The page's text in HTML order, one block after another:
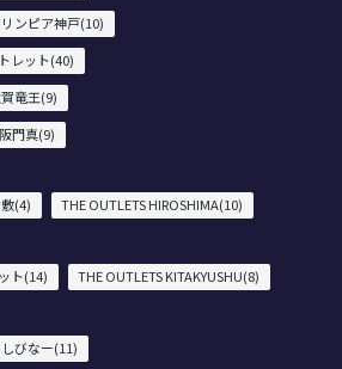
ンピア神戸(10)
レット(40)
竜王(9)
門真(9)
(4)
THE OUTLETS HIROSHIMA(10)
ト(14)
THE OUTLETS KITAKYUSHU(8)
びなー(11)